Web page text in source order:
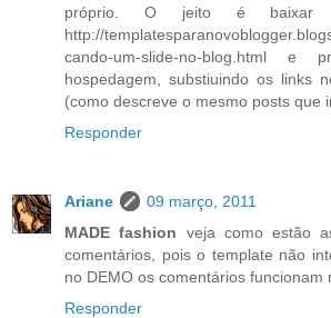
próprio. O jeito é baixar
http://
cando-um-slide-no-blog.html e
hospedagem, substiuindo os links
(como descreve o mesmo posts que
Responder
Ariane
09 março, 2011
MADE fashion veja como estão
comentários, pois o template não
no DEMO os comentários funcionam
Responder